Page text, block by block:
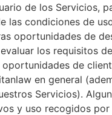
de los Servicios,
las condiciones de
oportunidades de
los requisitos
de
en general
Servicios).
y uso recogidos por